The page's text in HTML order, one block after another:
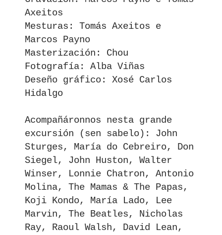
Axeitos
Mesturas: Tomás Axeitos e
Marcos Payno
Masterización: Chou
Fotografía: Alba Viñas
Deseño gráfico: Xosé Carlos
Hidalgo
Acompañáronnos nesta grande
excursión (sen sabelo): John
Sturges, María do Cebreiro, Don
Siegel, John Huston, Walter
Winser, Lonnie Chatron, Antonio
Molina, The Mamas & The Papas,
Koji Kondo, María Lado, Lee
Marvin, The Beatles, Nicholas
Ray, Raoul Walsh, David Lean,